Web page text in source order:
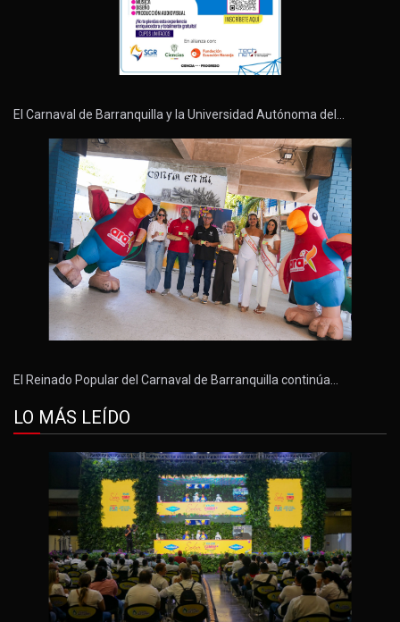
El Carnaval de Barranquilla y la Universidad Autónoma del…
El Reinado Popular del Carnaval de Barranquilla continúa…
LO MÁS LEÍDO